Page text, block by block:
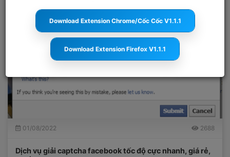
01/08/2022 2688
Dịch vụ giải captcha facebook tốc độ cực nhanh, giá rẻ,
Download Extension Chrome/Cốc Cốc V1.1.1
Download Extension Firefox V1.1.1